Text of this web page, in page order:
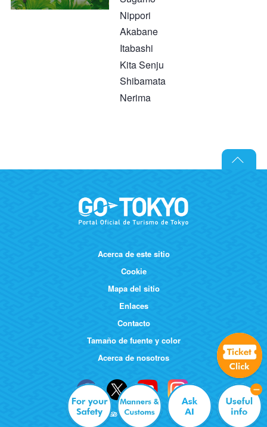
Nippori
Akabane
Itabashi
Kita Senju
Shibamata
Nerima
Acerca de este sitio
Cookie
Mapa del sitio
Enlaces
Contacto
Tamaño de fuente y color
Acerca de nosotros